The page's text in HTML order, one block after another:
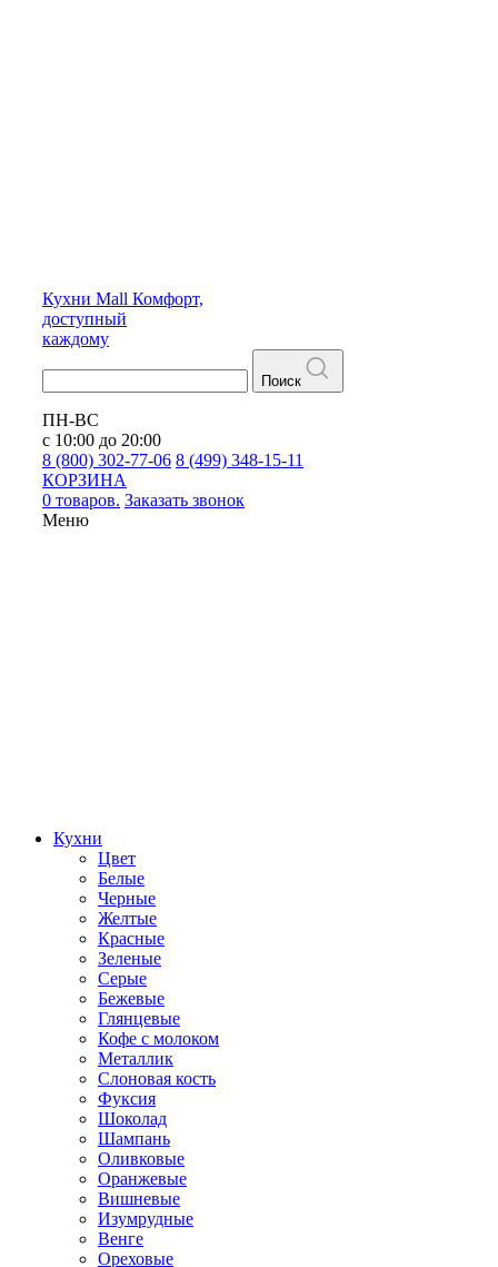
Кухни Mall Комфорт,
доступный
каждому
Поиск
ПН-ВС
с 10:00 до 20:00
8 (800) 302-77-06 8 (499) 348-15-11
КОРЗИНА
0 товаров. Заказать звонок
Меню
Кухни
Цвет
Белые
Черные
Желтые
Красные
Зеленые
Серые
Бежевые
Глянцевые
Кофе с молоком
Металлик
Слоновая кость
Фуксия
Шоколад
Шампань
Оливковые
Оранжевые
Вишневые
Изумрудные
Венге
Ореховые